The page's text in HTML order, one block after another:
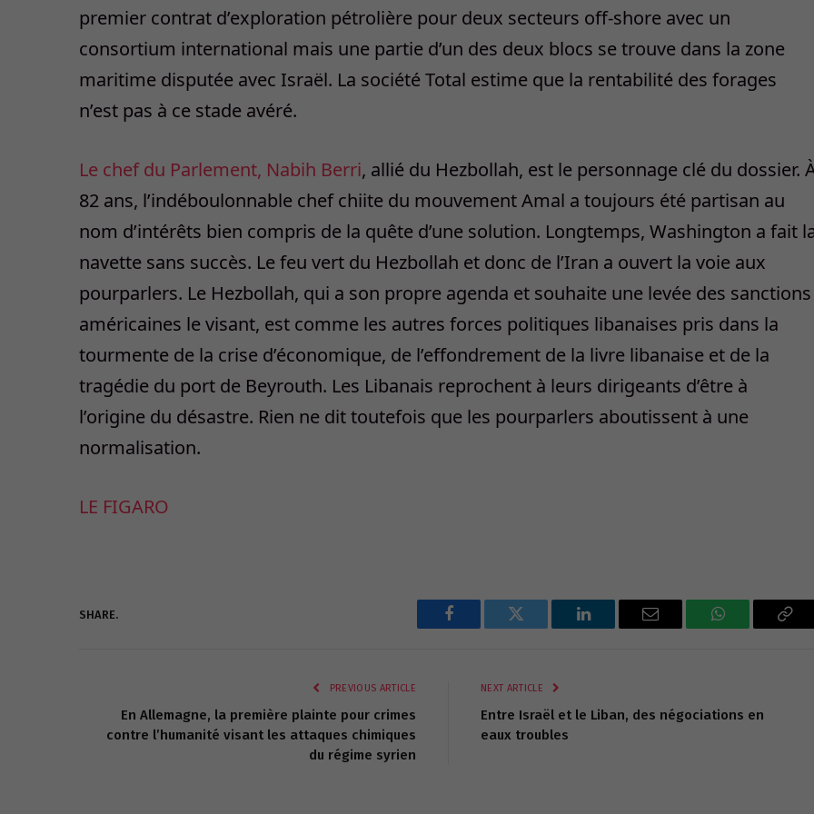
premier contrat d’exploration pétrolière pour deux secteurs off-shore avec un
consortium international mais une partie d’un des deux blocs se trouve dans la zone
maritime disputée avec Israël. La société Total estime que la rentabilité des forages
n’est pas à ce stade avéré.
Le chef du Parlement, Nabih Berri, allié du Hezbollah, est le personnage clé du dossier.
82 ans, l’indéboulonnable chef chiite du mouvement Amal a toujours été partisan au
nom d’intérêts bien compris de la quête d’une solution. Longtemps, Washington a fait
navette sans succès. Le feu vert du Hezbollah et donc de l’Iran a ouvert la voie aux
pourparlers. Le Hezbollah, qui a son propre agenda et souhaite une levée des sanctions
américaines le visant, est comme les autres forces politiques libanaises pris dans la
tourmente de la crise d’économique, de l’effondrement de la livre libanaise et de la
tragédie du port de Beyrouth. Les Libanais reprochent à leurs dirigeants d’être à
l’origine du désastre. Rien ne dit toutefois que les pourparlers aboutissent à une
normalisation.
LE FIGARO
SHARE.
Facebook Twitter LinkedIn Email WhatsApp
PREVIOUS ARTICLE
En Allemagne, la première plainte pour crimes
contre l’humanité visant les attaques chimiques
du régime syrien
NEXT ARTICLE
Entre Israël et le Liban, des négociations en
eaux troubles